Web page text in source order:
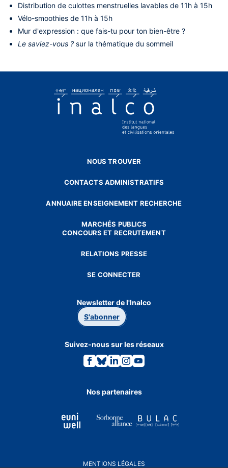
Distribution de culottes menstruelles lavables de 11h à 15h
Vélo-smoothies de 11h à 15h
Mur d'expression : que fais-tu pour ton bien-être ?
Le saviez-vous ? sur la thématique du sommeil
NOUS TROUVER
CONTACTS ADMINISTRATIFS
ANNUAIRE ENSEIGNEMENT RECHERCHE
MARCHÉS PUBLICS
CONCOURS ET RECRUTEMENT
RELATIONS PRESSE
SE CONNECTER
Newsletter de l'Inalco
S'abonner
Suivez-nous sur les réseaux
Lien
vers
Facebook.
Lien
vers
Bluesky.
Lien
vers
Linkedin.
Lien
vers
Instagram.
Lien
vers
Youtube.
Nos partenaires
MENTIONS LÉGALES